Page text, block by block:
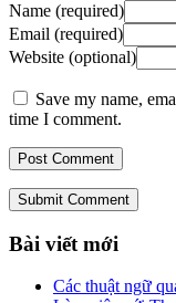
Name (required)
Email (required)
Website (optional)
Save my name,
time I comment.
Submit Comment
Bài viết mới
Các thuật ngữ